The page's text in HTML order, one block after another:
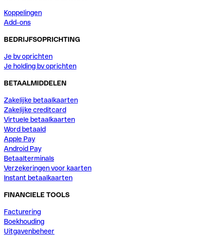
Koppelingen
Add-ons
BEDRIJFSOPRICHTING
Je bv oprichten
Je holding bv oprichten
BETAALMIDDELEN
Zakelijke betaalkaarten
Zakelijke creditcard
Virtuele betaalkaarten
Word betaald
Apple Pay
Android Pay
Betaalterminals
Verzekeringen voor kaarten
Instant betaalkaarten
FINANCIELE TOOLS
Facturering
Boekhouding
Uitgavenbeheer